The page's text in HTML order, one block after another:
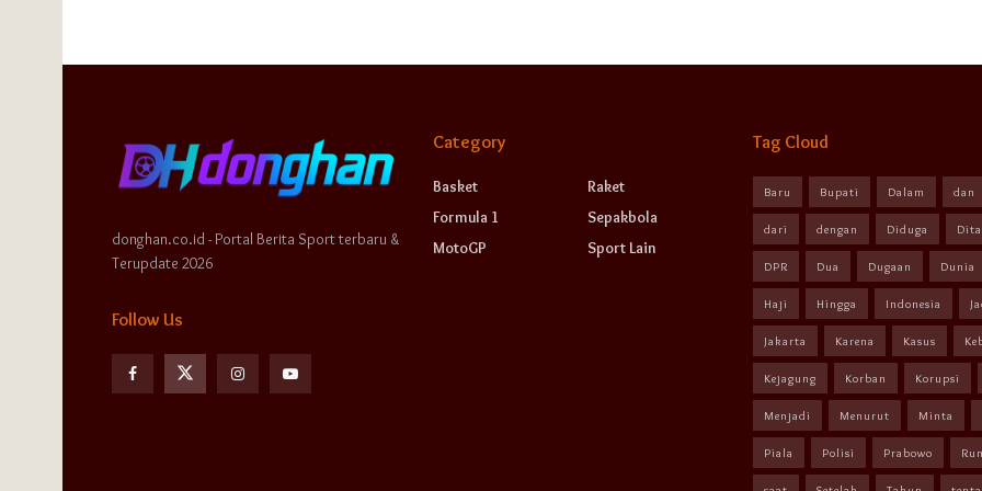
donghan.co.id - Portal Berita Sport terbaru &
Terupdate 2026
Follow Us
Category
Basket
Formula 1
MotoGP
Raket
Sepakbola
Sport Lain
Tag Cloud
Baru Bupati Dalam dan
dari dengan Diduga
DPR Dua Dugaan Dunia
Haji Hingga Indonesia
Jakarta Karena Kasus
Kejagung Korban Korupsi
Menjadi Menurut Minta
Piala Polisi Prabowo